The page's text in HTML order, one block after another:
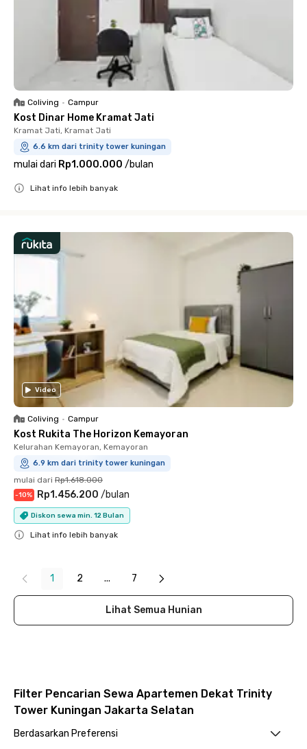
Coliving • Campur
Kost Dinar Home Kramat Jati
Kramat Jati, Kramat Jati
6.6 km dari trinity tower kuningan
mulai dari Rp1.000.000 /bulan
Lihat info lebih banyak
Video
Coliving • Campur
Kost Rukita The Horizon Kemayoran
Kelurahan Kemayoran, Kemayoran
6.9 km dari trinity tower kuningan
mulai dari Rp1.618.000
-10% Rp1.456.200 /bulan
Diskon sewa min. 12 Bulan
Lihat info lebih banyak
1 2 ... 7
Lihat Semua Hunian
Filter Pencarian Sewa Apartemen Dekat Trinity
Tower Kuningan Jakarta Selatan
Berdasarkan Preferensi